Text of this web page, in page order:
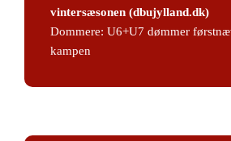
vintersæsonen (dbujylland.dk)
Dommere: U6+U7 dømmer
kampen